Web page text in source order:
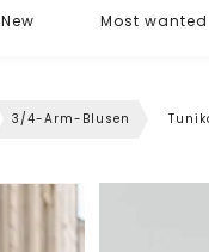
New Most wanted
3/4-Arm-Blusen